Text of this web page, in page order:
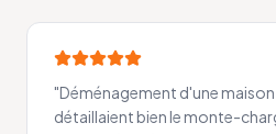
"Déménagement d'une maison
détaillaient bien le monte-